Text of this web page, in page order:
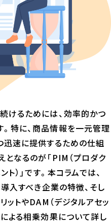
けるためには、効率的かつ
特に、商品情報を一元管理
迅速に提供するための仕組
なるのが「PIM（プロダク
ト）」です。本コラムでは、
入すべき企業の特徴、そし
トやDAM（デジタルアセッ
よる相乗効果について詳し